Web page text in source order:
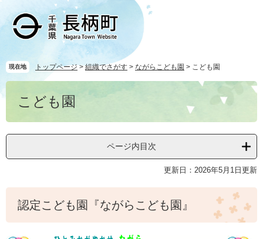
ー
で
す
ニ
ば
し
現在地 トップページ >組織でさがす > ながらこども園 > こども園
こども園
ページ内目次
更新日：2026年5月1日更新
認定こども園『ながらこども園』